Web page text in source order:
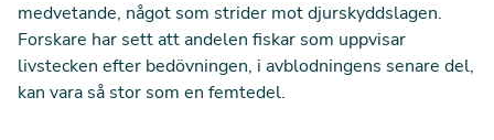
medvetande, något som strider mot djurskyddslagen.
Forskare har sett att andelen fiskar som uppvisar
livstecken efter bedövningen, i avblodningens senare del,
kan vara så stor som en femtedel.